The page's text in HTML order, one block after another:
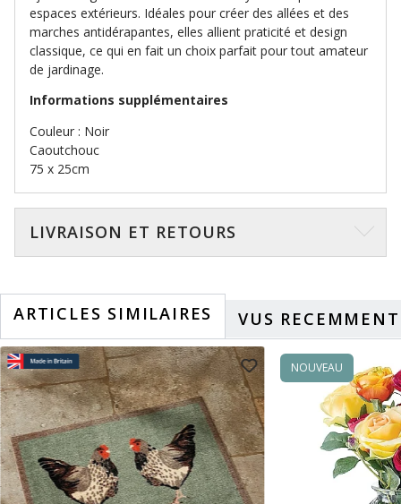
espaces extérieurs. Idéales pour créer des allées et des
marches antidérapantes, elles allient praticité et design
classique, ce qui en fait un choix parfait pour tout amateur
de jardinage.
Informations supplémentaires
Couleur : Noir
Caoutchouc
75 x 25cm
LIVRAISON ET RETOURS
ARTICLES SIMILAIRES VUS RECEMMENT
NOUVEAU